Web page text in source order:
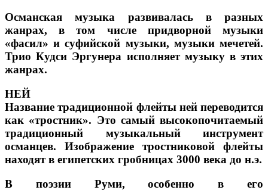
Османская музыка развивалась в разных
жанрах, в том числе придворной музыки
«фасил» и суфийской музыки, музыки мечетей.
Трио Кудси Эргунера исполняет музыку в этих
жанрах.
НЕЙ
Название традиционной флейты ней переводится
как «тростник». Это самый высокопочитаемый
традиционный музыкальный инструмент
османцев. Изображение тростниковой флейты
находят в египетских гробницах 3000 века до н.э.
В поэзии Руми, особенно в его